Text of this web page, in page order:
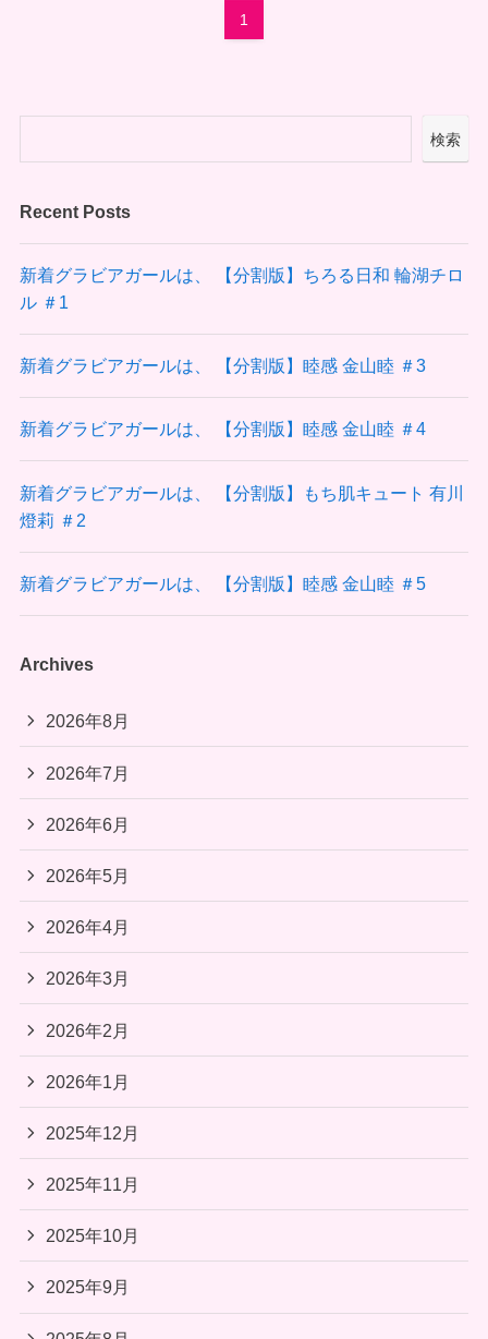
1
検索
Recent Posts
新着グラビアガールは、 【分割版】ちろる日和 輪湖チロ
ル ＃1
新着グラビアガールは、 【分割版】睦感 金山睦 ＃3
新着グラビアガールは、 【分割版】睦感 金山睦 ＃4
新着グラビアガールは、 【分割版】もち肌キュート 有川
燈莉 ＃2
新着グラビアガールは、 【分割版】睦感 金山睦 ＃5
Archives
2026年8月
2026年7月
2026年6月
2026年5月
2026年4月
2026年3月
2026年2月
2026年1月
2025年12月
2025年11月
2025年10月
2025年9月